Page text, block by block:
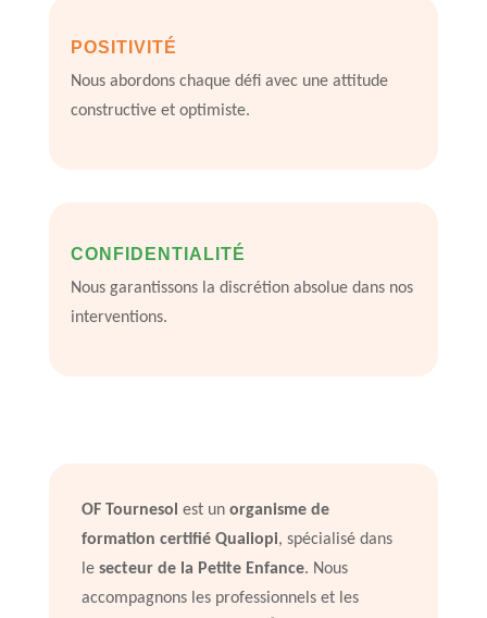
POSITIVITÉ
Nous abordons chaque défi avec une attitude
constructive et optimiste.
CONFIDENTIALITÉ
Nous garantissons la discrétion absolue dans nos
interventions.
OF Tournesol est un organisme de
formation certifié Qualiopi, spécialisé dans
le secteur de la Petite Enfance. Nous
accompagnons les professionnels et les